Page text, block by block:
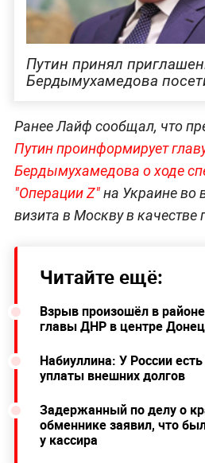
Путин принял
Бердымухамедова
Ранее Лайф сообщал, что
Путин проинформирует
Бердымухамедова о ходе
"Операции Z"на Украине во
визита в Москву в качестве
Читайте ещё:
Взрыв произошёл в
главы ДНР в центре
Набиуллина: У России
уплаты внешних долгов
Задержанный по делу о
обменнике заявил, что
у кассира